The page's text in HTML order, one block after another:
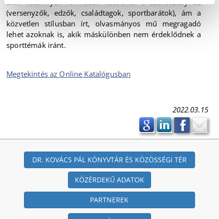
akik valamilyen formában kötődnek a szakosztályhoz
(versenyzők, edzők, családtagok, sportbarátok), ám a
közvetlen stílusban írt, olvasmányos mű megragadó
lehet azoknak is, akik máskülönben nem érdeklődnek a
sporttémák iránt.
Megtekintés az Online Katalógusban
2022.03.15
DR. KOVÁCS PÁL KÖNYVTÁR ÉS KÖZÖSSÉGI TÉR
KÖZÉRDEKŰ ADATOK
PARTNEREK